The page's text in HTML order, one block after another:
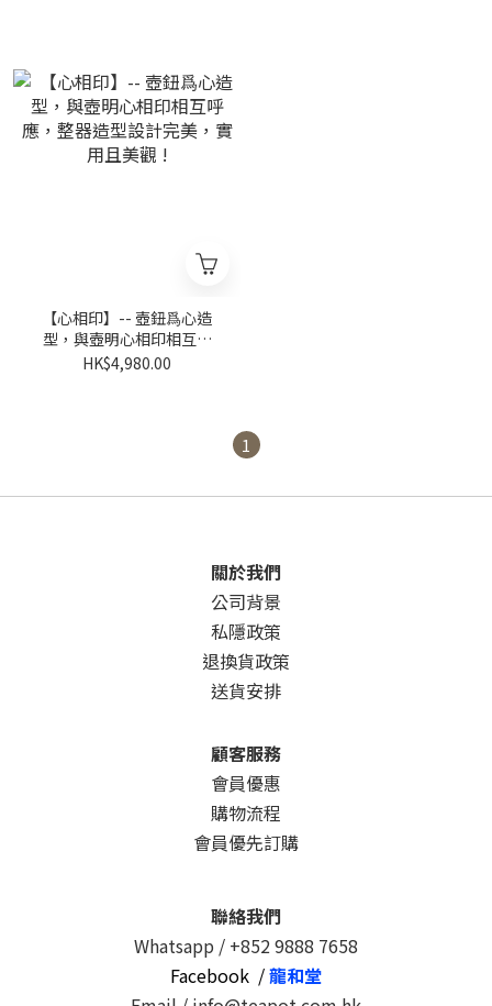
【心相印】-- 壺鈕爲心造
型，與壺明心相印相互呼
應，整器造型設計完美，實
HK$4,980.00
1
關於我們
公司背景
私隱政策
退換貨政策
送貨安排
顧客服務
會員優惠
購物流程
會員優先訂購
聯絡我們
Whatsapp / +852 9888 7658
Facebook /龍和堂